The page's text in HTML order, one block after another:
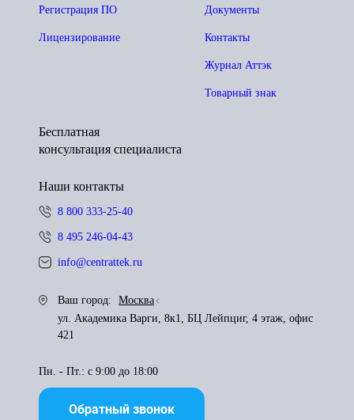
Документы
Контакты
Журнал Аттэк
Товарный знак
Регистрация ПО
Лицензирование
Бесплатная
консультация специалиста
Наши контакты
8 800 333-25-40
8 495 246-04-43
info@centrattek.ru
Ваш город:
Москва
ул. Академика Варги, 8к1, БЦ Лейпциг, 4 этаж, офис
421
Пн. - Пт.: с 9:00 до 18:00
Обратный звонок